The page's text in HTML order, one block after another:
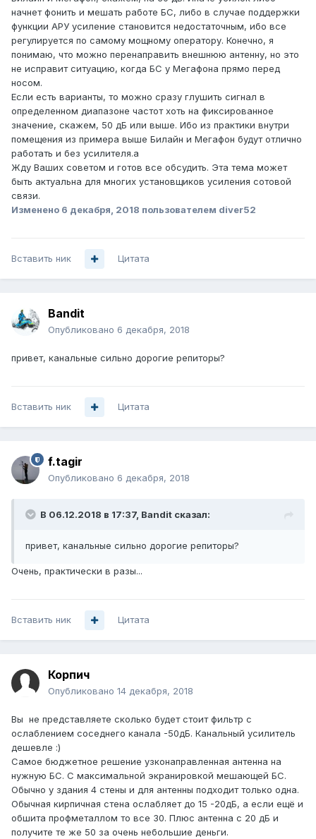
начнет фонить и мешать работе БС, либо в случае поддержки
функции АРУ усиление становится недостаточным, ибо все
регулируется по самому мощному оператору. Конечно, я
понимаю, что можно перенаправить внешнюю антенну, но это
не исправит ситуацию, когда БС у Мегафона прямо перед
носом.
Если есть варианты, то можно сразу глушить сигнал в
определенном диапазоне частот хоть на фиксированное
значение, скажем, 50 дБ или выше. Ибо из практики внутри
помещения из примера выше Билайн и Мегафон будут отлично
работать и без усилителя.а
Жду Ваших советом и готов все обсудить. Эта тема может
быть актуальна для многих установщиков усиления сотовой
связи.
Изменено 6 декабря, 2018 пользователем diver52
Вставить ник Цитата
Bandit
Опубликовано 6 декабря, 2018
привет, канальные сильно дорогие репиторы?
Вставить ник Цитата
f.tagir
Опубликовано 6 декабря, 2018
В 06.12.2018 в 17:37, Bandit сказал:
привет, канальные сильно дорогие репиторы?
Очень, практически в разы...
Вставить ник Цитата
Корпич
Опубликовано 14 декабря, 2018
Вы не представляете сколько будет стоит фильтр с
ослаблением соседнего канала -50дБ. Канальный усилитель
дешевле :)
Самое бюджетное решение узконаправленная антенна на
нужную БС. С максимальной экранировкой мешающей БС.
Обычно у здания 4 стены и для антенны подходит только одна.
Обычная кирпичная стена ослабляет до 15 -20дБ, а если ещё и
обшита профметаллом то все 30. Плюс антенна с 20 дБ и
получите те же 50 за очень небольшие деньги.